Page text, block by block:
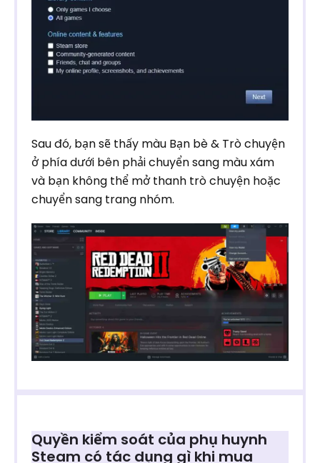
Sau đó, bạn sẽ thấy màu Bạn bè & Trò chuyện
ở phía dưới bên phải chuyển sang màu xám
và bạn không thể mở thanh trò chuyện hoặc
chuyển sang trang nhóm.
Quyền kiểm soát của phụ huynh
Steam có tác dụng gì khi mua